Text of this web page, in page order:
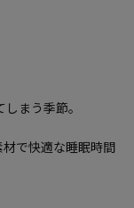
まう季節。
で快適な睡眠時間